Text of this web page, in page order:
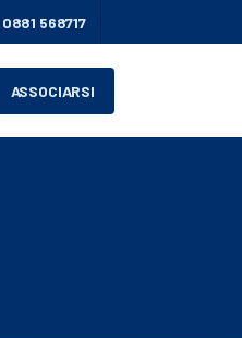
0881 568717
ASSOCIARSI